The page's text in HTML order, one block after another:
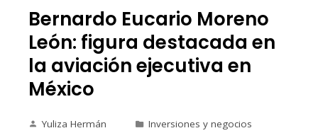
Bernardo Eucario Moreno
León: figura destacada en
la aviación ejecutiva en
México
Yuliza Hermán
Inversiones y negocios